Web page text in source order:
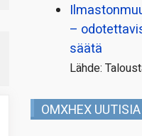
–
säätä
Lähde:
OMXHEX UUTISIA